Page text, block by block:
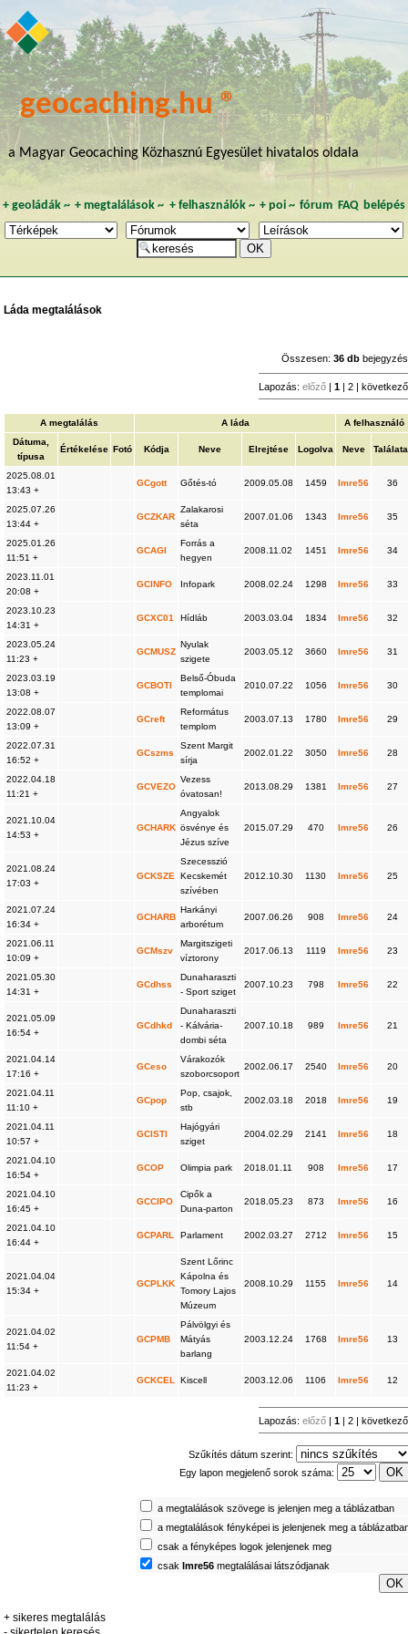
geocaching.hu ®
a Magyar Geocaching Közhasznú Egyesület hivatalos oldala
+ geoládák~ +megtalálások ~ + felhasználók~ + poi~ fórum FAQ belépés
Láda megtalálások
Összesen:36 db
Lapozás:előző |1 | 2 |következő
A megtalálás A láda
A felhasználó
Dátuma,
típusa
Értékelése Fotó Kódja Neve Elrejtése Logolva Neve
2025.08.01
13:43 +
GCgott Gőtés-tó 2009.05.08 1459 Imre56 36
2025.07.26
13:44 +
GCZKAR
Zalakarosi
séta
2007.01.06 1343 Imre56 35
2025.01.26
11:51 +
GCAGI
Forrás a
hegyen
2008.11.02 1451 Imre56 34
2023.11.01
20:08 +
GCINFO Infopark 2008.02.24 1298 Imre56 33
2023.10.23
14:31 +
GCXC01 Hídláb 2003.03.04 1834 Imre56 32
2023.05.24
11:23 +
GCMUSZ
Nyulak
szigete
2003.05.12 3660 Imre56 31
2023.03.19
13:08 +
GCBOTI
Belső-Óbuda
templomai
2010.07.22 1056 Imre56 30
2022.08.07
13:09 +
GCreft
Református
templom
2003.07.13 1780 Imre56 29
2022.07.31
16:52 +
GCszms
Szent Margit
sírja
2002.01.22 3050 Imre56 28
2022.04.18
11:21 +
GCVEZO
Vezess
óvatosan!
2013.08.29 1381 Imre56 27
2021.10.04
14:53 +
GCHARK
Angyalok
ösvénye és
Jézus szíve
2015.07.29 470 Imre56 26
2021.08.24
17:03 +
GCKSZE
Szecesszió
Kecskemét
szívében
2012.10.30 1130 Imre56 25
2021.07.24
16:34 +
GCHARB
Harkányi
arborétum
2007.06.26 908 Imre56 24
2021.06.11
10:09 +
GCMszv
Margitszigeti
víztorony
2017.06.13 1119 Imre56 23
2021.05.30
14:31 +
GCdhss
Dunaharaszti
- Sport sziget
2007.10.23 798 Imre56 22
2021.05.09
16:54 +
GCdhkd
Dunaharaszti
- Kálvária-
dombi séta
2007.10.18 989 Imre56 21
2021.04.14
17:16 +
GCeso
Várakozók
szoborcsoport
2002.06.17 2540 Imre56 20
2021.04.11
11:10 +
GCpop
Pop, csajok,
stb
2002.03.18 2018 Imre56 19
2021.04.11
10:57 +
GCISTI
Hajógyári
sziget
2004.02.29 2141 Imre56 18
2021.04.10
16:54 +
GCOP Olimpia park 2018.01.11 908 Imre56 17
2021.04.10
16:45 +
GCCIPO
Cipők a
Duna-parton
2018.05.23 873 Imre56 16
2021.04.10
16:44 +
GCPARL Parlament 2002.03.27 2712 Imre56 15
2021.04.04
15:34 +
GCPLKK
Szent Lőrinc
Kápolna és
Tomory Lajos
Múzeum
2008.10.29 1155 Imre56 14
2021.04.02
11:54 +
GCPMB
Pálvölgyi és
Mátyás
barlang
2003.12.24 1768 Imre56 13
2021.04.02
11:23 +
GCKCEL Kiscell 2003.12.06 1106 Imre56 12
Lapozás:előző |1 | 2 |következő
Szűkítés dátum szerint:
Egy lapon megjelenő sorok száma:
a megtalálások szövege is jelenjen meg a táblázatban
a megtalálások fényképei is jelenjenek meg a
csak a fényképes logok jelenjenek meg
csakImre56 megtalálásai látszódjanak
+ sikeres megtalálás